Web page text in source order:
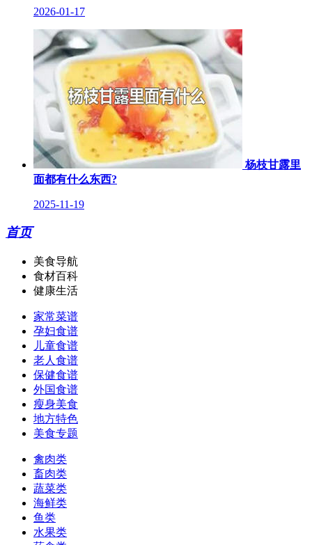
2026-01-17
杨枝甘露里
面都有什么东西?
2025-11-19
首页
美食导航
食材百科
健康生活
家常菜谱
孕妇食谱
儿童食谱
老人食谱
保健食谱
外国食谱
瘦身美食
地方特色
美食专题
禽肉类
畜肉类
蔬菜类
海鲜类
鱼类
水果类